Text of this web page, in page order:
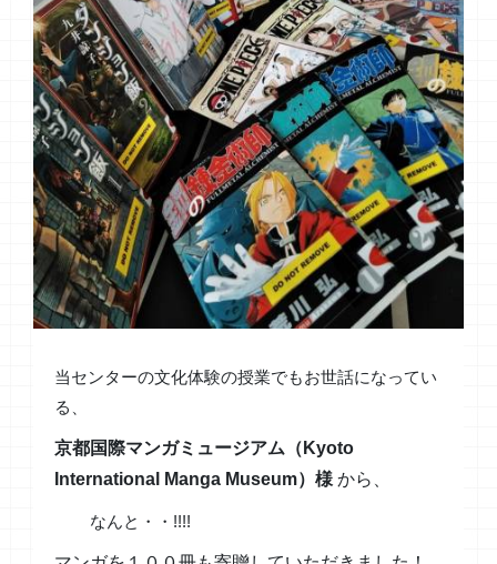
当センターの文化体験の授業でもお世話になってい
る、
京都国際マンガミュージアム（Kyoto
International Manga Museum）様から、
なんと・・!!!!